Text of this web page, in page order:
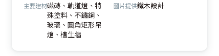
主要建材磁磚、軌道燈、特
殊塗料、不鏽鋼、
玻璃、圓角矩形吊
燈、植生牆
圖片提供鐵木設計